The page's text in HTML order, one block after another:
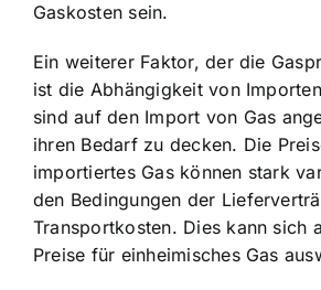
Gaskosten sein.
Ein weiterer Faktor, der die
ist die Abhängigkeit von
sind auf den Import von Gas
ihren Bedarf zu decken. Die
importiertes Gas können stark
den Bedingungen der
Transportkosten. Dies kann sich
Preise für einheimisches Gas